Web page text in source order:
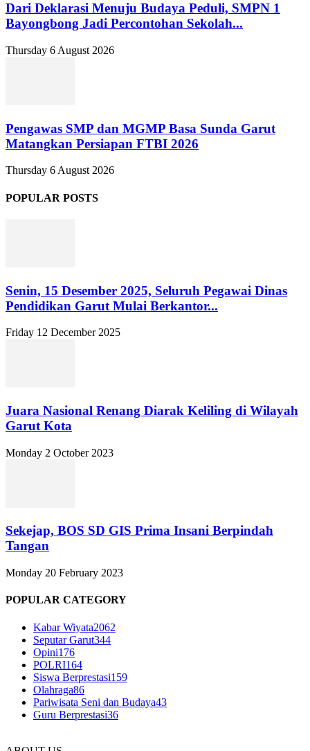
Dari Deklarasi Menuju Budaya Peduli, SMPN 1
Bayongbong Jadi Percontohan Sekolah...
Thursday 6 August 2026
Pengawas SMP dan MGMP Basa Sunda Garut
Matangkan Persiapan FTBI 2026
Thursday 6 August 2026
POPULAR POSTS
Senin, 15 Desember 2025, Seluruh Pegawai Dinas
Pendidikan Garut Mulai Berkantor...
Friday 12 December 2025
Juara Nasional Renang Diarak Keliling di Wilayah
Garut Kota
Monday 2 October 2023
Sekejap, BOS SD GIS Prima Insani Berpindah
Tangan
Monday 20 February 2023
POPULAR CATEGORY
Kabar Wiyata2062
Seputar Garut344
Opini176
POLRI164
Siswa Berprestasi159
Olahraga86
Pariwisata Seni dan Budaya43
Guru Berprestasi36